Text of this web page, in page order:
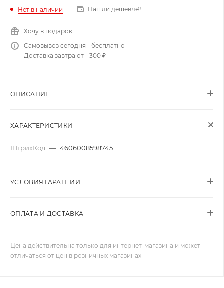
Нет в наличии Нашли дешевле?
Хочу в подарок
Самовывоз сегодня - бесплатно
Доставка завтра от - 300 ₽
ОПИСАНИЕ
ХАРАКТЕРИСТИКИ
ШтрихКод — 4606008598745
УСЛОВИЯ ГАРАНТИИ
ОПЛАТА И ДОСТАВКА
Цена действительна только для интернет-магазина и может
отличаться от цен в розничных магазинах